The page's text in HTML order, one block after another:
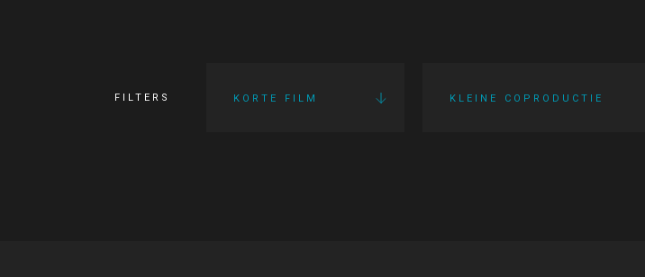
FILTERS KORTE FILM KLEINE COPRODUCTIE